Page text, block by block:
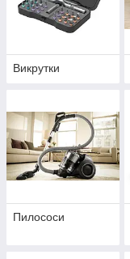
Викрутки
Пилососи